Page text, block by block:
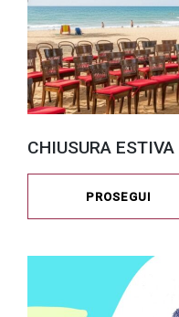
CHIUSURA
PROSEGUI